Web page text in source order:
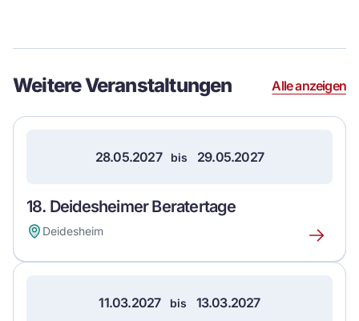
Details
Weitere Veranstaltungen Alle anzeigen
28.05.2027 bis 29.05.2027
18. Deidesheimer Beratertage
Deidesheim
Erfahre
mehr
11.03.2027 bis 13.03.2027